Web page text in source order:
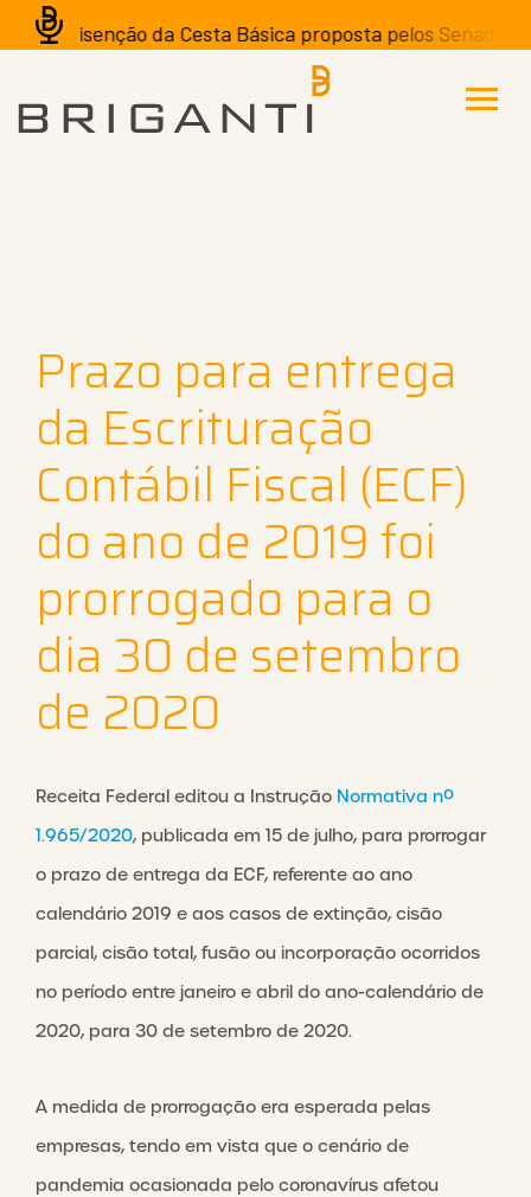
A isenção da Cesta Básica proposta pelos Senadores
Prazo para entrega
da Escrituração
Contábil Fiscal (ECF)
do ano de 2019 foi
prorrogado para o
dia 30 de setembro
de 2020
Receita Federal editou a Instrução Normativa nº
1.965/2020, publicada em 15 de julho, para prorrogar
o prazo de entrega da ECF, referente ao ano
calendário 2019 e aos casos de extinção, cisão
parcial, cisão total, fusão ou incorporação ocorridos
no período entre janeiro e abril do ano-calendário de
2020, para 30 de setembro de 2020.
A medida de prorrogação era esperada pelas
empresas, tendo em vista que o cenário de
pandemia ocasionada pelo coronavírus afetou